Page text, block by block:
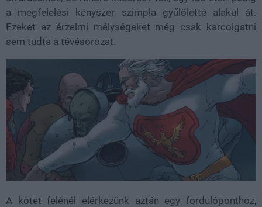
a megfelelési kényszer szimpla gyűlöletté alakul át.
Ezeket az érzelmi mélységeket még csak karcolgatni
sem tudta a tévésorozat.
A kötet felénél elérkezünk aztán egy fordulóponthoz,